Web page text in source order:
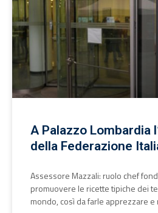
A Palazzo Lombardia
della Federazione
Assessore Mazzali: ruolo chef
promuovere le ricette tipiche dei
mondo, così da farle apprezzare